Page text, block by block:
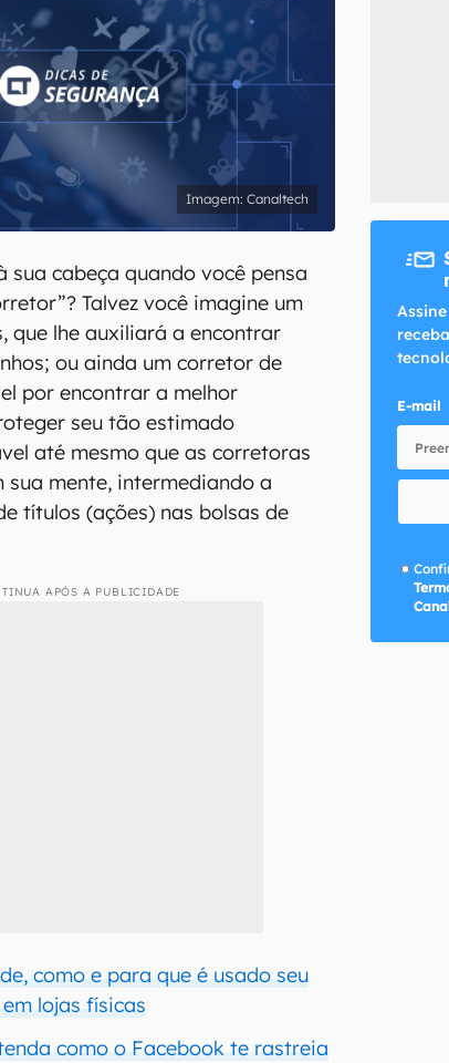
inscreva-se
aceito e concordo com os Termos de Uso e Política de
Canaltech
sua cabeça quando você pensa
Talvez você imagine um
que lhe auxiliará a encontrar
ou ainda um corretor de
por encontrar a melhor
seu tão estimado
até mesmo que as corretoras
sua mente, intermediando a
títulos (ações) nas bolsas de
APÓS A PUBLICIDADE
como e para que é usado seu
lojas físicas
como o Facebook te rastreia
E-mail